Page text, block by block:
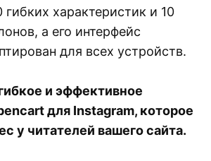
характеристик и 10
а его интерфейс
для всех устройств.
и эффективное
для Instagram, которое
у читателей вашего сайта.